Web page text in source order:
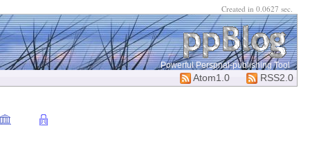
Powerful Perspnal-publishing Tool
RSS2.0
Atom1.0
Created in 0.0627 sec.